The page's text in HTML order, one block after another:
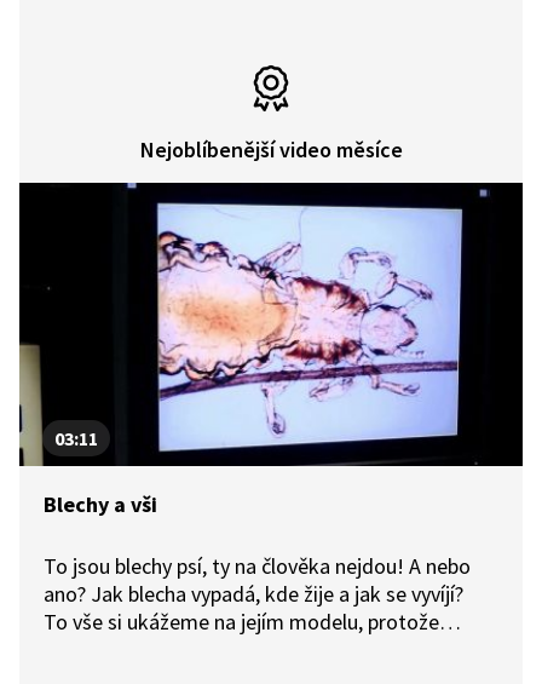
Nejoblíbenější video měsíce
03:11
Blechy a vši
To jsou blechy psí, ty na člověka nejdou! A nebo
ano? Jak blecha vypadá, kde žije a jak se vyvíjí?
To vše si ukážeme na jejím modelu, protože